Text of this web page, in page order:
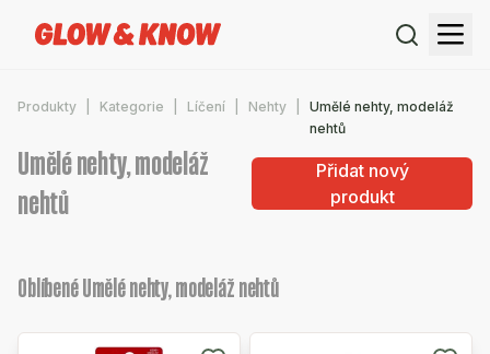
Produkty Kategorie Líčení Nehty
Umělé nehty, modeláž
nehtů
Umělé nehty, modeláž
nehtů
Přidat nový
produkt
Oblíbené Umělé nehty, modeláž nehtů